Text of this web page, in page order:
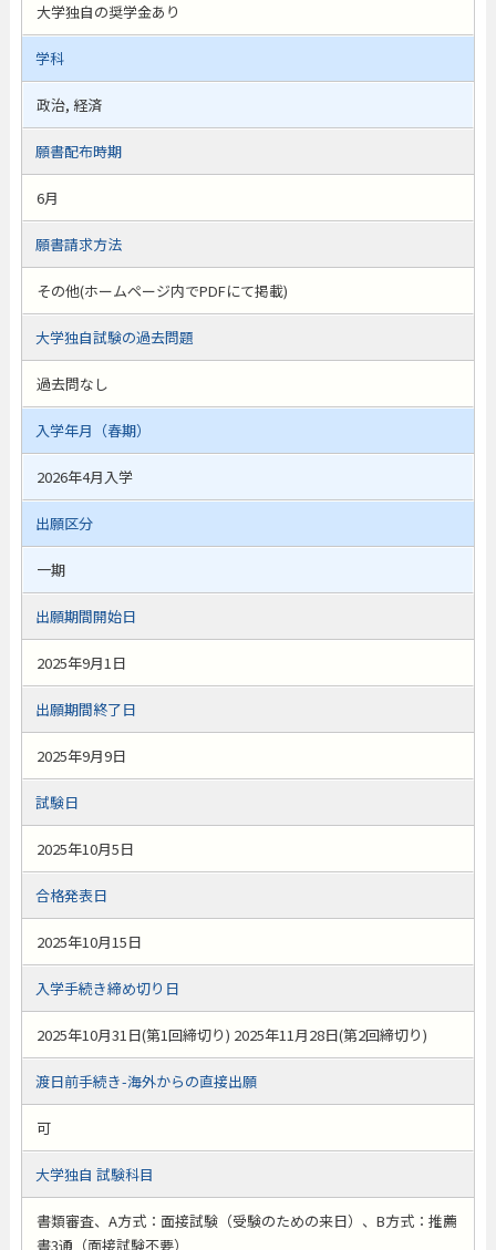
大学独自の奨学金あり
学科
政治, 経済
願書配布時期
6月
願書請求方法
その他(ホームページ内でPDFにて掲載)
大学独自試験の過去問題
過去問なし
入学年月（春期）
2026年4月入学
出願区分
一期
出願期間開始日
2025年9月1日
出願期間終了日
2025年9月9日
試験日
2025年10月5日
合格発表日
2025年10月15日
入学手続き締め切り日
2025年10月31日(第1回締切り) 2025年11月28日(第2回締切り)
渡日前手続き-海外からの直接出願
可
大学独自 試験科目
書類審査、A方式：面接試験（受験のための来日）、B方式：推薦
書3通（面接試験不要）